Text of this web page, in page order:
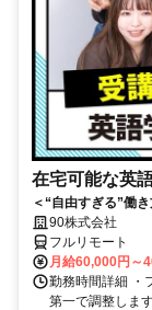
在宅可能な英
＜“自由すぎる”働
90株式会社
フルリモート
月給60,000円～
勤務時間詳細 ・
第一で調整しま